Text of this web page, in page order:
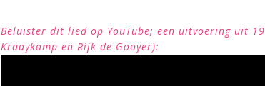
Beluister dit lied op YouTube; een uitvoering uit
Kraaykamp en Rijk de Gooyer):